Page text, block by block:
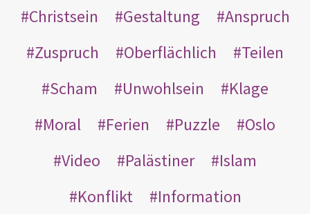
Christsein
Gestaltung
Anspruch
Zuspruch
Oberflächlich
Teilen
Scham
Unwohlsein
Klage
Moral
Ferien Puzzle
Oslo
Video
Palästiner
Islam
Konflikt
Information